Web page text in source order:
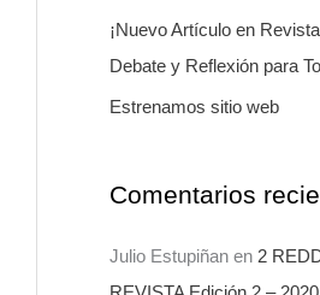
o
r
¡Nuevo Artículo en
Debate y Reflexión para
Estrenamos sitio web
Comentarios
Julio Estupiñanen 2